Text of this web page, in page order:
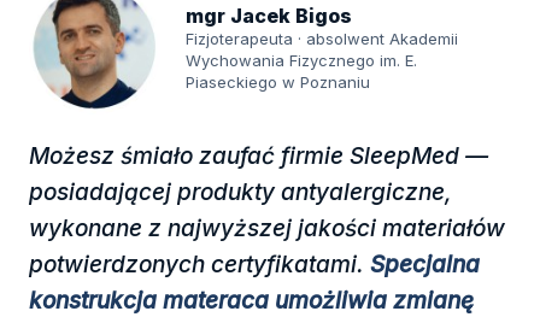
Możesz śmiało zaufać firmie SleepMed —
posiadającej produkty antyalergiczne,
wykonane z najwyższej jakości materiałów
potwierdzonych certyfikatami. Specjalna
konstrukcja materaca umożliwia zmianę
mgr Jacek Bigos
Fizjoterapeuta · absolwent Akademii
Wychowania Fizycznego im. E.
Piaseckiego w Poznaniu